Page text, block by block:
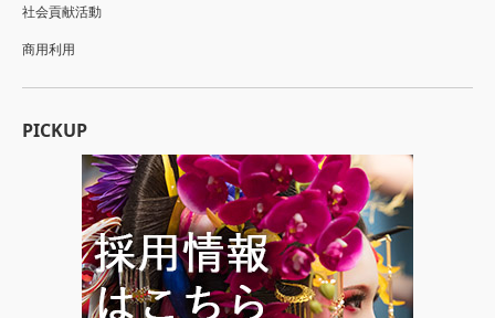
社会貢献活動
商用利用
PICKUP